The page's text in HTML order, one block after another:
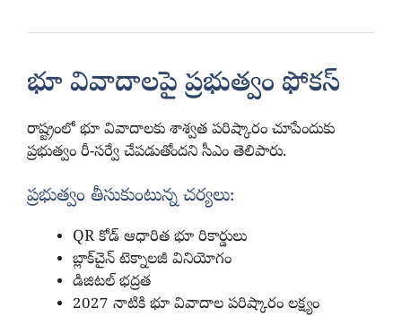
భూ వివాదాలపై ప్రభుత్వం ఫోకస్
రాష్ట్రంలో భూ వివాదాలకు శాశ్వత పరిష్కారం చూపేందుకు
ప్రభుత్వం రీ-సర్వే చేపడుతోందని సీఎం తెలిపారు.
ప్రభుత్వం తీసుకుంటున్న చర్యలు:
QR కోడ్ ఆధారిత భూ రికార్డులు
బ్లాక్‌చైన్ టెక్నాలజీ వినియోగం
డిజిటల్ భద్రత
2027 నాటికి భూ వివాదాల పరిష్కారం లక్ష్యం